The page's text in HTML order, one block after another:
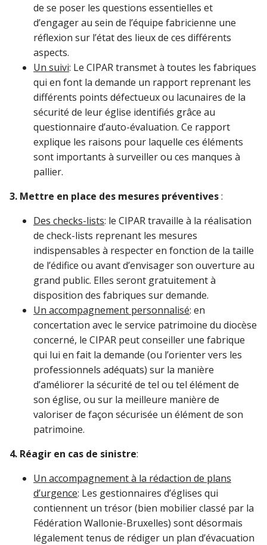
de se poser les questions essentielles et
d’engager au sein de l’équipe fabricienne une
réflexion sur l’état des lieux de ces différents
aspects.
Un suivi: Le CIPAR transmet à toutes les fabriques
qui en font la demande un rapport reprenant les
différents points défectueux ou lacunaires de la
sécurité de leur église identifiés grâce au
questionnaire d’auto-évaluation. Ce rapport
explique les raisons pour laquelle ces éléments
sont importants à surveiller ou ces manques à
pallier.
3. Mettre en place des mesures préventives:
Des checks-lists: le CIPAR travaille à la réalisation
de check-lists reprenant les mesures
indispensables à respecter en fonction de la taille
de l’édifice ou avant d’envisager son ouverture au
grand public. Elles seront gratuitement à
disposition des fabriques sur demande.
Un accompagnement personnalisé: en
concertation avec le service patrimoine du diocèse
concerné, le CIPAR peut conseiller une fabrique
qui lui en fait la demande (ou l’orienter vers les
professionnels adéquats) sur la manière
d’améliorer la sécurité de tel ou tel élément de
son église, ou sur la meilleure manière de
valoriser de façon sécurisée un élément de son
patrimoine.
4. Réagir en cas de sinistre:
Un accompagnement à la rédaction de plans
d’urgence: Les gestionnaires d’églises qui
contiennent un trésor (bien mobilier classé par la
Fédération Wallonie-Bruxelles) sont désormais
légalement tenus de rédiger un plan d’évacuation